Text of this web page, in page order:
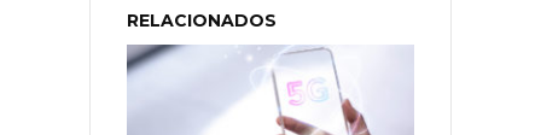
RELACIONADOS